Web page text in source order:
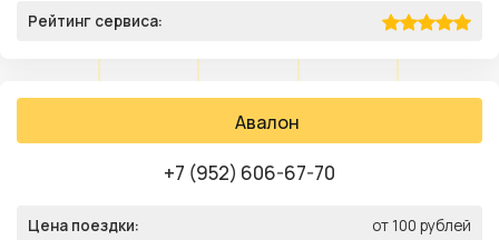
Рейтинг сервиса:
Авалон
+7 (952) 606-67-70
Цена поездки: от 100 рублей